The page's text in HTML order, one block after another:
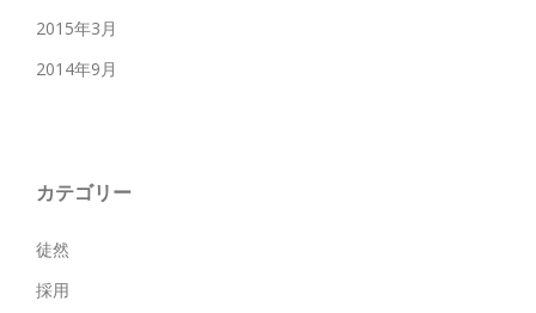
2015年3月
2014年9月
カテゴリー
徒然
採用